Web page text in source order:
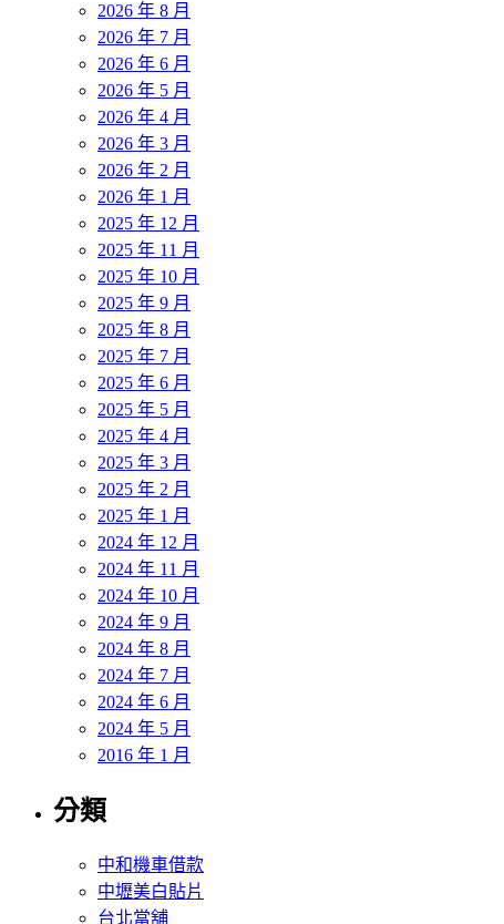
2026 年 8 月
2026 年 7 月
2026 年 6 月
2026 年 5 月
2026 年 4 月
2026 年 3 月
2026 年 2 月
2026 年 1 月
2025 年 12 月
2025 年 11 月
2025 年 10 月
2025 年 9 月
2025 年 8 月
2025 年 7 月
2025 年 6 月
2025 年 5 月
2025 年 4 月
2025 年 3 月
2025 年 2 月
2025 年 1 月
2024 年 12 月
2024 年 11 月
2024 年 10 月
2024 年 9 月
2024 年 8 月
2024 年 7 月
2024 年 6 月
2024 年 5 月
2016 年 1 月
分類
中和機車借款
中壢美白貼片
台北當舖